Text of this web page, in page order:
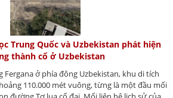
Trung Quốc và Uzbekistan phát hiện
thành cổ ở Uzbekistan
ở phía đông Uzbekistan, khu di tích
110.000 mét vuông, từng là một đầu mối